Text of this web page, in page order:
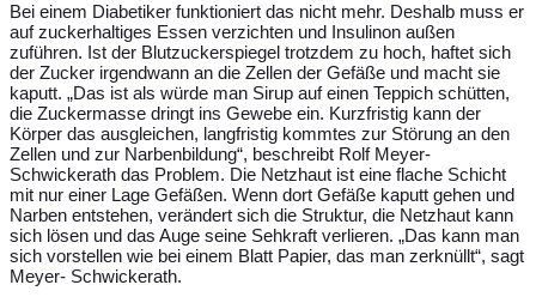
Bei einem Diabetiker funktioniert das nicht mehr. Deshalb muss er
auf zuckerhaltiges Essen verzichten und Insulinon außen
zuführen. Ist der Blutzuckerspiegel trotzdem zu hoch, haftet sich
der Zucker irgendwann an die Zellen der Gefäße und macht sie
kaputt. „Das ist als würde man Sirup auf einen Teppich schütten,
die Zuckermasse dringt ins Gewebe ein. Kurzfristig kann der
Körper das ausgleichen, langfristig kommtes zur Störung an den
Zellen und zur Narbenbildung“, beschreibt Rolf Meyer-
Schwickerath das Problem. Die Netzhaut ist eine flache Schicht
mit nur einer Lage Gefäßen. Wenn dort Gefäße kaputt gehen und
Narben entstehen, verändert sich die Struktur, die Netzhaut kann
sich lösen und das Auge seine Sehkraft verlieren. „Das kann man
sich vorstellen wie bei einem Blatt Papier, das man zerknüllt“, sagt
Meyer- Schwickerath.